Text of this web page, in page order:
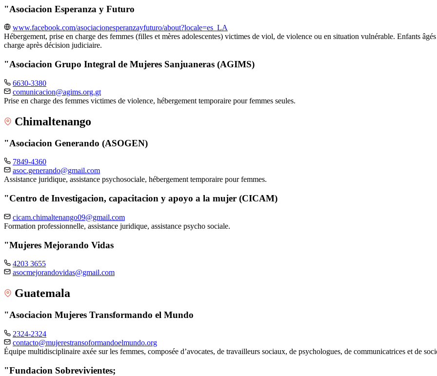
"Asociacion Esperanza y Futuro
www.facebook.com/asociacionesperanzayfuturo/about?locale=es_LA
Hébergement, prise en charge des femmes (filles et mères adolescentes) victimes de viol, de violence ou en situation vulnérable. Enfants
charge après décision judiciaire.
"Asociacion Grupo Integral de Mujeres Sanjuaneras (AGIMS)
6630-3380
comunicacion@agims.org.gt
Prise en charge des femmes victimes de violence, hébergement temporaire pour femmes seules.
Chimaltenango
"Asociacion Generando (ASOGEN)
7849-4360
asoc.generando@gmail.com
Assistance juridique, assistance psychosociale, hébergement temporaire pour femmes.
"Centro de Investigacion, capacitacion y apoyo a la mujer (CICAM)
cicam.chimaltenango09@gmail.com
Formation professionnelle, assistance juridique, assistance psycho sociale.
"Mujeres Mejorando Vidas
4203 3655
asocmejorandovidas@gmail.com
Guatemala
"Asociacion Mujeres Transformando el Mundo
2324-2324
contacto@mujerestransoformandoelmundo.org
Équipe multidisciplinaire axée sur les femmes, composée d’avocates, de travailleurs sociaux, de psychologues, de communicatrices et de
"Fundacion Sobrevivientes;